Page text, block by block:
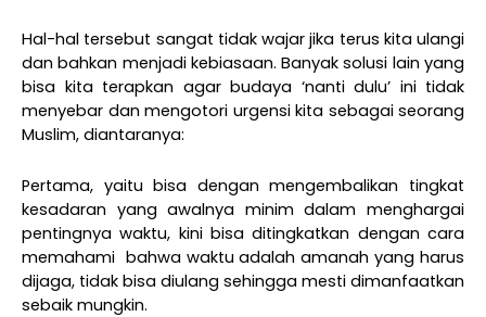
Hal-hal tersebut sangat tidak wajar jika terus kita ulangi
dan bahkan menjadi kebiasaan. Banyak solusi lain yang
bisa kita terapkan agar budaya ‘nanti dulu’ ini tidak
menyebar dan mengotori urgensi kita sebagai seorang
Muslim, diantaranya:
Pertama, yaitu bisa dengan mengembalikan tingkat
kesadaran yang awalnya minim dalam menghargai
pentingnya waktu, kini bisa ditingkatkan dengan cara
memahami bahwa waktu adalah amanah yang harus
dijaga, tidak bisa diulang sehingga mesti dimanfaatkan
sebaik mungkin.